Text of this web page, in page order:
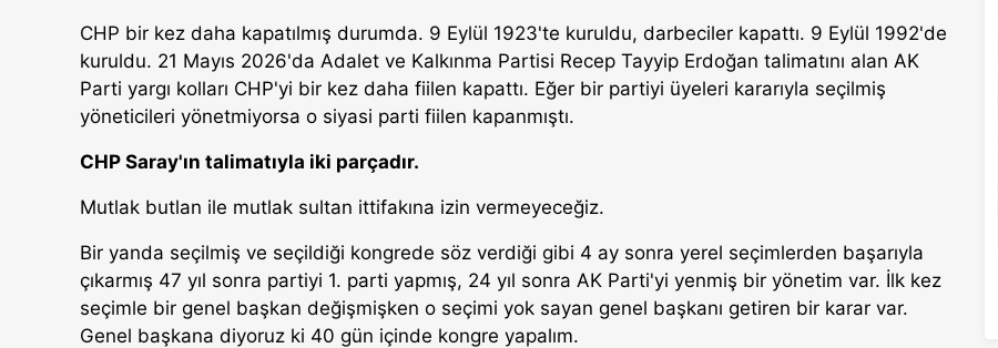
CHP bir kez daha kapatılmış durumda. 9 Eylül 1923'te kuruldu, darbeciler kapattı. 9 Eylül 1992'de
kuruldu. 21 Mayıs 2026'da Adalet ve Kalkınma Partisi Recep Tayyip Erdoğan talimatını alan AK
Parti yargı kolları CHP'yi bir kez daha fiilen kapattı. Eğer bir partiyi üyeleri kararıyla seçilmiş
yöneticileri yönetmiyorsa o siyasi parti fiilen kapanmıştı.
CHP Saray'ın talimatıyla iki parçadır.
Mutlak butlan ile mutlak sultan ittifakına izin vermeyeceğiz.
Bir yanda seçilmiş ve seçildiği kongrede söz verdiği gibi 4 ay sonra yerel seçimlerden başarıyla
çıkarmış 47 yıl sonra partiyi 1. parti yapmış, 24 yıl sonra AK Parti'yi yenmiş bir yönetim var. İlk kez
seçimle bir genel başkan değişmişken o seçimi yok sayan genel başkanı getiren bir karar var.
Genel başkana diyoruz ki 40 gün içinde kongre yapalım.